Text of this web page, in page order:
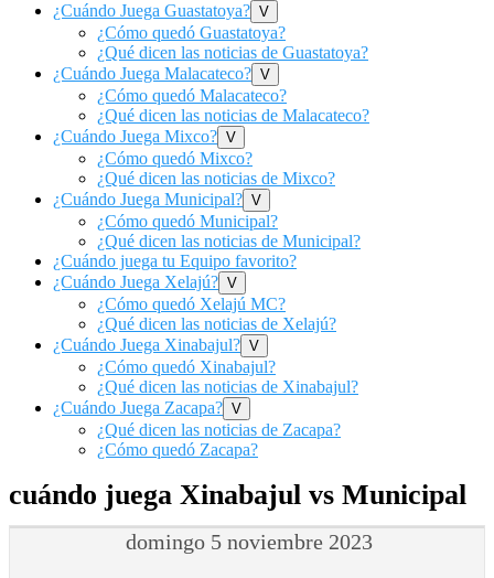
¿Cuándo Juega Guastatoya? Show
sub
menu
V
¿Cómo quedó Guastatoya?
¿Qué dicen las noticias de Guastatoya?
¿Cuándo Juega Malacateco? Show
sub
menu
V
¿Cómo quedó Malacateco?
¿Qué dicen las noticias de Malacateco?
¿Cuándo Juega Mixco? Show
sub
menu
V
¿Cómo quedó Mixco?
¿Qué dicen las noticias de Mixco?
¿Cuándo Juega Municipal? Show
sub
menu
V
¿Cómo quedó Municipal?
¿Qué dicen las noticias de Municipal?
¿Cuándo juega tu Equipo favorito?
¿Cuándo Juega Xelajú? Show
sub
menu
V
¿Cómo quedó Xelajú MC?
¿Qué dicen las noticias de Xelajú?
¿Cuándo Juega Xinabajul? Show
sub
menu
V
¿Cómo quedó Xinabajul?
¿Qué dicen las noticias de Xinabajul?
¿Cuándo Juega Zacapa? Show
sub
menu
V
¿Qué dicen las noticias de Zacapa?
¿Cómo quedó Zacapa?
cuándo juega Xinabajul vs Municipal
domingo 5 noviembre 2023